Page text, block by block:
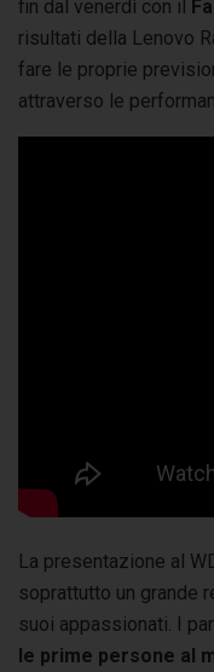
fin dal venerdì con il
risultati della Lenovo
fare le proprie
attraverso le
La presentazione al
soprattutto un grande
suoi appassionati. I
le prime persone al